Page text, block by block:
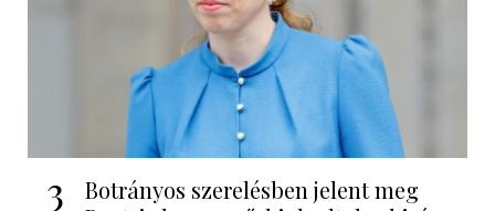
3
Botrányos szerelésben jelent meg